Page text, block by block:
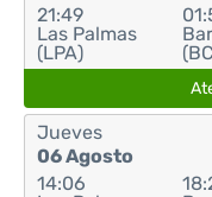
21:49
Las Palmas
(LPA)
Jueves
06 Agosto
14:06